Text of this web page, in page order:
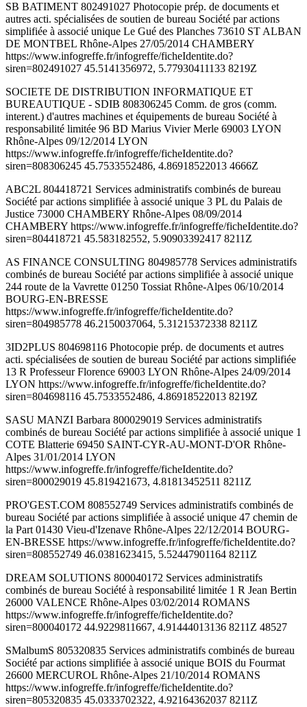
SB BATIMENT 802491027 Photocopie prép. de documents et
autres acti. spécialisées de soutien de bureau Société par actions
simplifiée à associé unique Le Gué des Planches 73610 ST ALBAN
DE MONTBEL Rhône-Alpes 27/05/2014 CHAMBERY
https://www.infogreffe.fr/infogreffe/ficheIdentite.do?
siren=802491027 45.5141356972, 5.77930411133 8219Z
SOCIETE DE DISTRIBUTION INFORMATIQUE ET
BUREAUTIQUE - SDIB 808306245 Comm. de gros (comm.
interent.) d'autres machines et équipements de bureau Société à
responsabilité limitée 96 BD Marius Vivier Merle 69003 LYON
Rhône-Alpes 09/12/2014 LYON
https://www.infogreffe.fr/infogreffe/ficheIdentite.do?
siren=808306245 45.7533552486, 4.86918522013 4666Z
ABC2L 804418721 Services administratifs combinés de bureau
Société par actions simplifiée à associé unique 3 PL du Palais de
Justice 73000 CHAMBERY Rhône-Alpes 08/09/2014
CHAMBERY https://www.infogreffe.fr/infogreffe/ficheIdentite.do?
siren=804418721 45.583182552, 5.90903392417 8211Z
AS FINANCE CONSULTING 804985778 Services administratifs
combinés de bureau Société par actions simplifiée à associé unique
244 route de la Vavrette 01250 Tossiat Rhône-Alpes 06/10/2014
BOURG-EN-BRESSE
https://www.infogreffe.fr/infogreffe/ficheIdentite.do?
siren=804985778 46.2150037064, 5.31215372338 8211Z
3ID2PLUS 804698116 Photocopie prép. de documents et autres
acti. spécialisées de soutien de bureau Société par actions simplifiée
13 R Professeur Florence 69003 LYON Rhône-Alpes 24/09/2014
LYON https://www.infogreffe.fr/infogreffe/ficheIdentite.do?
siren=804698116 45.7533552486, 4.86918522013 8219Z
SASU MANZI Barbara 800029019 Services administratifs
combinés de bureau Société par actions simplifiée à associé unique 1
COTE Blatterie 69450 SAINT-CYR-AU-MONT-D'OR Rhône-
Alpes 31/01/2014 LYON
https://www.infogreffe.fr/infogreffe/ficheIdentite.do?
siren=800029019 45.819421673, 4.81813452511 8211Z
PRO'GEST.COM 808552749 Services administratifs combinés de
bureau Société par actions simplifiée à associé unique 47 chemin de
la Part 01430 Vieu-d'Izenave Rhône-Alpes 22/12/2014 BOURG-
EN-BRESSE https://www.infogreffe.fr/infogreffe/ficheIdentite.do?
siren=808552749 46.0381623415, 5.52447901164 8211Z
DREAM SOLUTIONS 800040172 Services administratifs
combinés de bureau Société à responsabilité limitée 1 R Jean Bertin
26000 VALENCE Rhône-Alpes 03/02/2014 ROMANS
https://www.infogreffe.fr/infogreffe/ficheIdentite.do?
siren=800040172 44.9229811667, 4.91444013136 8211Z 48527
SMalbumS 805320835 Services administratifs combinés de bureau
Société par actions simplifiée à associé unique BOIS du Fourmat
26600 MERCUROL Rhône-Alpes 21/10/2014 ROMANS
https://www.infogreffe.fr/infogreffe/ficheIdentite.do?
siren=805320835 45.0333702322, 4.92164362037 8211Z